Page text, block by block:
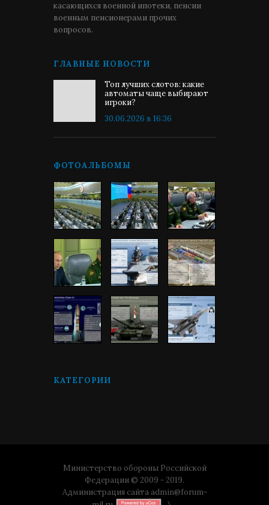
касающихся военной ипотеки, пенсии
военным пенсионерами прочих
вопросов.
ГЛАВНЫЕ НОВОСТИ
Топ лучших слотов: какие
автоматы чаще выбирают
игроки?
30.06.2026 в 16:36
ФОТОАЛЬБОМЫ
КАТЕГОРИИ
Министерство обороны Российской
Федерации © 2009 - 2019.
Администрация сайта admin@forum-